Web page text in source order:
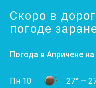
Скоро в
погоде
Погода в Апричене на
Пн 10 27° —